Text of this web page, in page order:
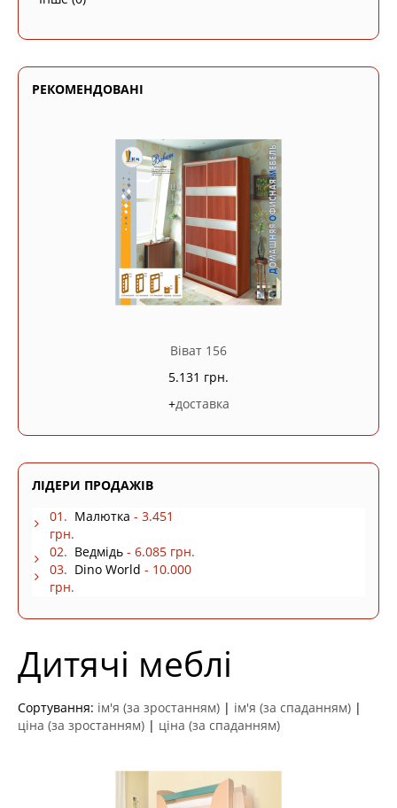
РЕКОМЕНДОВАНІ
Віват 156
5.131 грн.
+доставка
ЛІДЕРИ ПРОДАЖІВ
01. Малютка - 3.451
грн.
02. Ведмідь - 6.085 грн.
03. Dino World - 10.000
грн.
Дитячі меблі
Сортування: ім'я (за зростанням) | ім'я (за спаданням) |
ціна (за зростанням) | ціна (за спаданням)